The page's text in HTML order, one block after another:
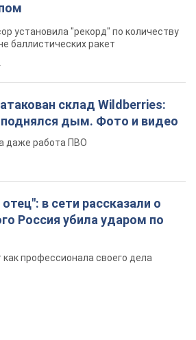
установила "рекорд" по количеству
баллистических ракет
склад Wildberries:
поднялся дым. Фото и видео
даже работа ПВО
в сети рассказали о
Россия убила ударом по
профессионала своего дела